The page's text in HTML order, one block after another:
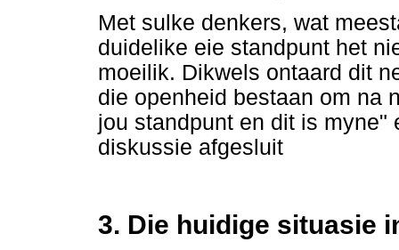
Met sulke denkers, wat
duidelike eie standpunt het
moeilik. Dikwels ontaard dit
die openheid bestaan om na
jou standpunt en dit is myne"
diskussie afgesluit
3. Die huidige situasie